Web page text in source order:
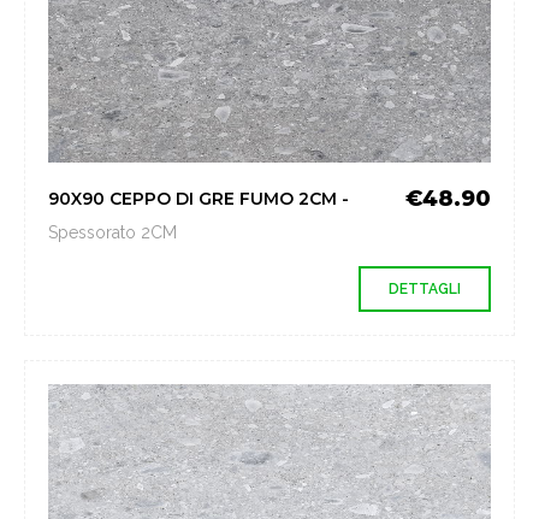
90X90 CEPPO DI GRE FUMO 2CM -
Spessorato 2CM
€48.90
DETTAGLI